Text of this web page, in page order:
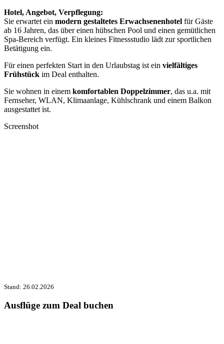
Hotel, Angebot, Verpflegung:
Sie erwartet ein modern gestaltetes Erwachsenenhotel für Gäste
ab 16 Jahren, das über einen hübschen Pool und einen gemütlichen
Spa-Bereich verfügt. Ein kleines Fitnessstudio lädt zur sportlichen
Betätigung ein.
Für einen perfekten Start in den Urlaubstag ist ein vielfältiges
Frühstück im Deal enthalten.
Sie wohnen in einem komfortablen Doppelzimmer, das u.a. mit
Fernseher, WLAN, Klimaanlage, Kühlschrank und einem Balkon
ausgestattet ist.
Screenshot
Stand: 26.02.2026
Ausflüge zum Deal buchen